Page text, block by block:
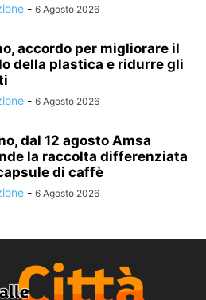
- 6 Agosto 2026
accordo per migliorare il
della plastica e ridurre gli
- 6 Agosto 2026
dal 12 agosto Amsa
la raccolta differenziata
di caffè
- 6 Agosto 2026